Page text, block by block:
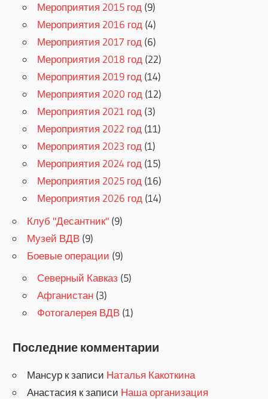
Мероприятия 2015 год (9)
Мероприятия 2016 год (4)
Мероприятия 2017 год (6)
Мероприятия 2018 год (22)
Мероприятия 2019 год (14)
Мероприятия 2020 год (12)
Мероприятия 2021 год (3)
Мероприятия 2022 год (11)
Мероприятия 2023 год (1)
Мероприятия 2024 год (15)
Мероприятия 2025 год (16)
Мероприятия 2026 год (14)
Клуб "Десантник" (9)
Музей ВДВ (9)
Боевые операции (9)
Северный Кавказ (5)
Афганистан (3)
Фотогалерея ВДВ (1)
Последние комментарии
Мансур к записи Наталья Какоткина
Анастасия к записи Наша организация